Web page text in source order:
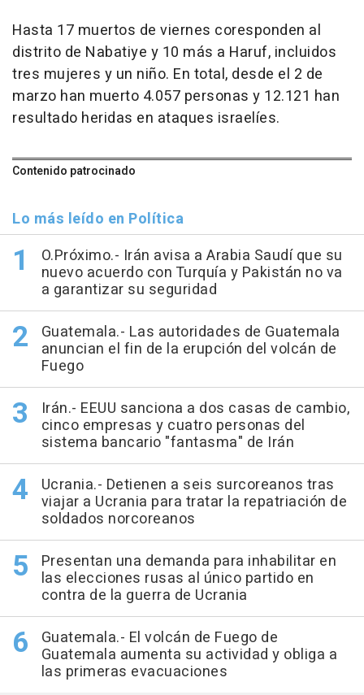
Hasta 17 muertos de viernes coresponden al
distrito de Nabatiye y 10 más a Haruf, incluidos
tres mujeres y un niño. En total, desde el 2 de
marzo han muerto 4.057 personas y 12.121 han
resultado heridas en ataques israelíes.
Contenido patrocinado
Lo más leído en Política
O.Próximo.- Irán avisa a Arabia Saudí que su
nuevo acuerdo con Turquía y Pakistán no va
a garantizar su seguridad
Guatemala.- Las autoridades de Guatemala
anuncian el fin de la erupción del volcán de
Fuego
Irán.- EEUU sanciona a dos casas de cambio,
cinco empresas y cuatro personas del
sistema bancario "fantasma" de Irán
Ucrania.- Detienen a seis surcoreanos tras
viajar a Ucrania para tratar la repatriación de
soldados norcoreanos
Presentan una demanda para inhabilitar en
las elecciones rusas al único partido en
contra de la guerra de Ucrania
Guatemala.- El volcán de Fuego de
Guatemala aumenta su actividad y obliga a
las primeras evacuaciones